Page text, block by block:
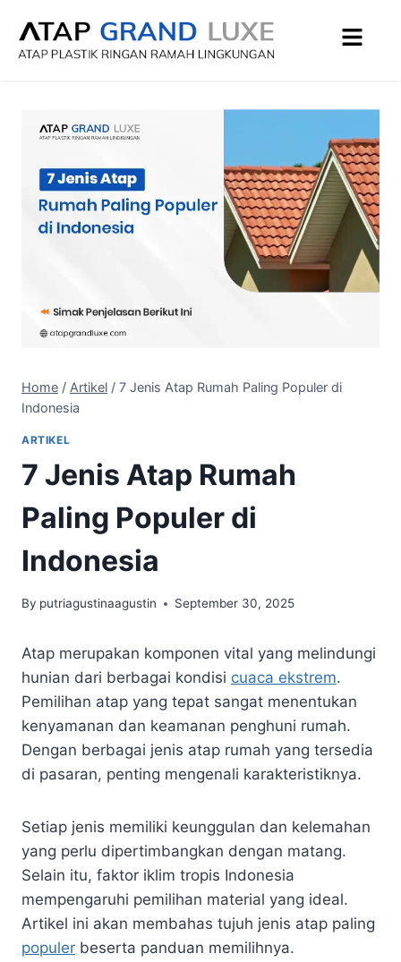
Home / Artikel / 7 Jenis Atap Rumah Paling Populer di
Indonesia
ARTIKEL
7 Jenis Atap Rumah
Paling Populer di
Indonesia
By putriagustinaagustin September 30, 2025
Atap merupakan komponen vital yang melindungi
hunian dari berbagai kondisi cuaca ekstrem.
Pemilihan atap yang tepat sangat menentukan
kenyamanan dan keamanan penghuni rumah.
Dengan berbagai jenis atap rumah yang tersedia
di pasaran, penting mengenali karakteristiknya.
Setiap jenis memiliki keunggulan dan kelemahan
yang perlu dipertimbangkan dengan matang.
Selain itu, faktor iklim tropis Indonesia
mempengaruhi pemilihan material yang ideal.
Artikel ini akan membahas tujuh jenis atap paling
populer beserta panduan memilihnya.